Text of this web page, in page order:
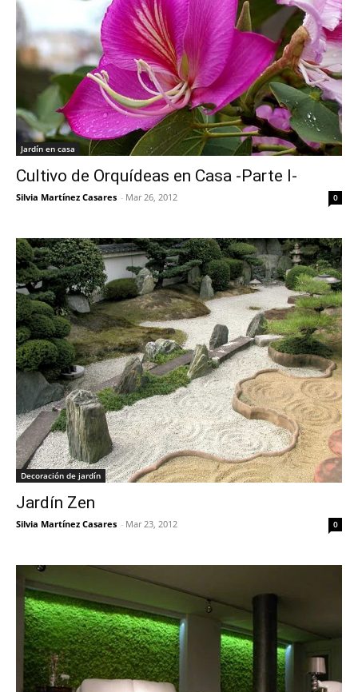
Jardín en casa
Cultivo de Orquídeas en Casa -Parte I-
Silvia Martínez Casares - Mar 26, 2012 0
Decoración de jardín
Jardín Zen
Silvia Martínez Casares - Mar 23, 2012 0